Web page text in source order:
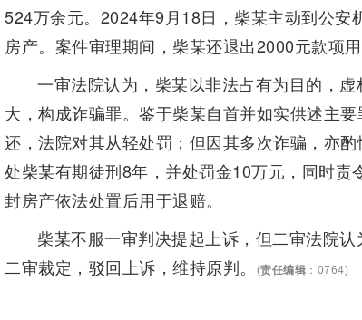
524万余元。2024年9月18日，柴某主动到公
房产。案件审理期间，柴某还退出2000元款项
一审法院认为，柴某以非法占有为目的，
大，构成诈骗罪。鉴于柴某自首并如实供述主
还，法院对其从轻处罚；但因其多次诈骗，亦
处柴某有期徒刑8年，并处罚金10万元，同时
封房产依法处置后用于退赔。
柴某不服一审判决提起上诉，但二审法院
二审裁定，驳回上诉，维持原判。
(责任编辑 ：0764)